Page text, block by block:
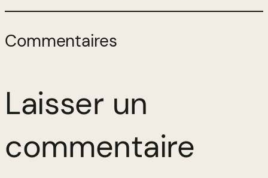
Commentaires
Laisser un
commentaire